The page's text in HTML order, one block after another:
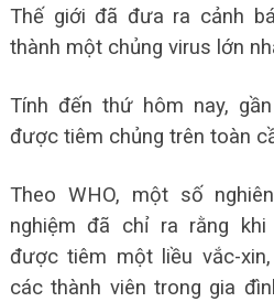
Thế giới đã đưa ra cảnh
thành một chủng virus lớn
Tính đến thứ hôm nay,
được tiêm chủng trên toàn
Theo WHO, một số
nghiệm đã chỉ ra rằng
được tiêm một liều vắc-
các thành viên trong gia